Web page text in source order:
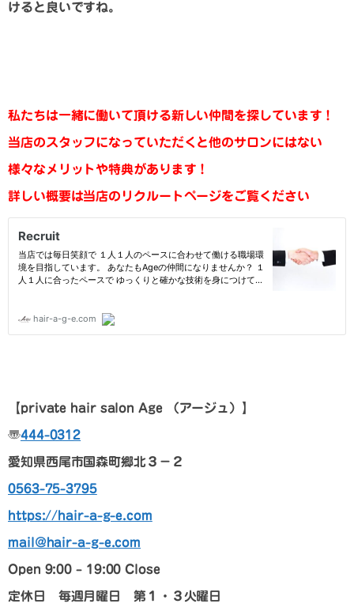
けると良いですね。
私たちは一緒に働いて頂ける新しい仲間を探しています！
当店のスタッフになっていただくと他のサロンにはない
様々なメリットや特典があります！
詳しい概要は当店のリクルートページをご覧ください
【private hair salon Age （アージュ） 】
〠444-0312
愛知県西尾市国森町郷北３－２
0563-75-3795
https://hair-a-g-e.com
mail@hair-a-g-e.com
Open 9:00 – 19:00 Close
定休日 毎週月曜日 第１・３火曜日